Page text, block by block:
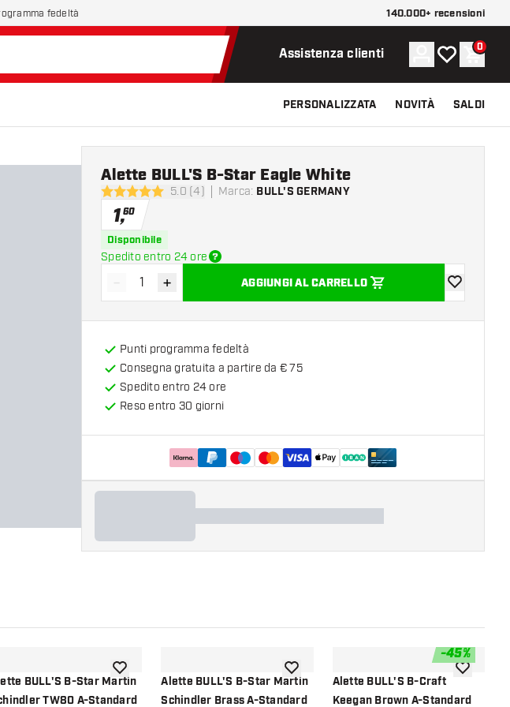
fedeltà 140.000+ recensioni
Assistenza clienti Account
La mia lista
0
PERSONALIZZATA NOVITÀ SALDI
5 stelle di valutazione
5.0 (4) Marca: BULL'S GERMANY
Alette BULL'S B-Star Eagle White
1,60
Disponibile
Spedito entro 24 ore
Diminuisci quantità
- Aumenta quantità
+ AGGIUNGI AL CARRELLO
aggiungi
Punti programma fedeltà
Consegna gratuita a partire da € 75
Spedito entro 24 ore
Reso entro 30 giorni
lista dei desideri
BULL'S B-Star Martin
TW80 A-Standard
aggiungi alla lista dei desideri
Alette BULL'S B-Star Martin
Schindler Brass A-Standard
aggiungi alla lista dei desideri
-45%
Alette BULL'S B-Craft
Keegan Brown A-Standard
aggiungi